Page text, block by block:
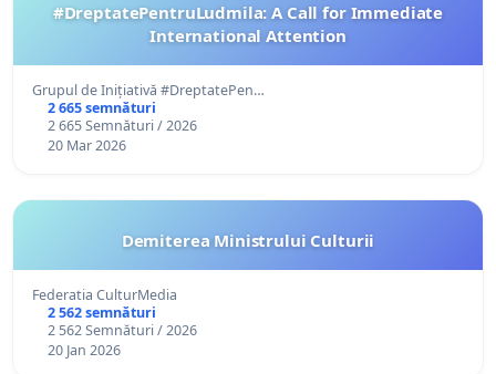
#DreptatePentruLudmila: A Call for Immediate
International Attention
Grupul de Inițiativă #DreptatePen…
2 665 semnături
2 665 Semnături / 2026
20 Mar 2026
Demiterea Ministrului Culturii
Federatia CulturMedia
2 562 semnături
2 562 Semnături / 2026
20 Jan 2026